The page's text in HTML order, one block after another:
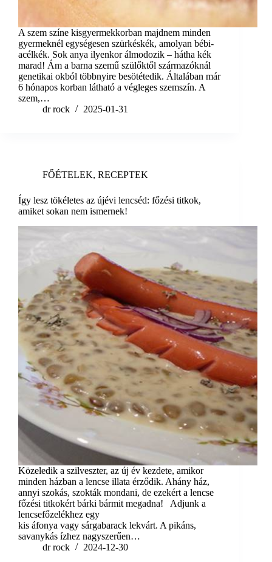
A szem színe kisgyermekkorban majdnem minden
gyermeknél egységesen szürkéskék, amolyan bébi-
acélkék. Sok anya ilyenkor álmodozik – hátha kék
marad! Ám a barna szemű szülőktől származóknál
genetikai okból többnyire besötétedik. Általában már
6 hónapos korban látható a végleges szemszín. A
szem,…
dr rock
2025-01-31
FŐÉTELEK, RECEPTEK
Így lesz tökéletes az újévi lencséd: főzési titkok,
amiket sokan nem ismernek!
Közeledik a szilveszter, az új év kezdete, amikor
minden házban a lencse illata érződik. Ahány ház,
annyi szokás, szokták mondani, de ezekért a lencse
főzési titkokért bárki bármit megadna! Adjunk a
lencsefőzelékhez egy
kis áfonya vagy sárgabarack lekvárt. A pikáns,
savanykás ízhez nagyszerűen…
dr rock
2024-12-30